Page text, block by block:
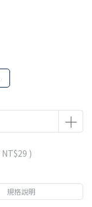
NT$29 )
規格說明